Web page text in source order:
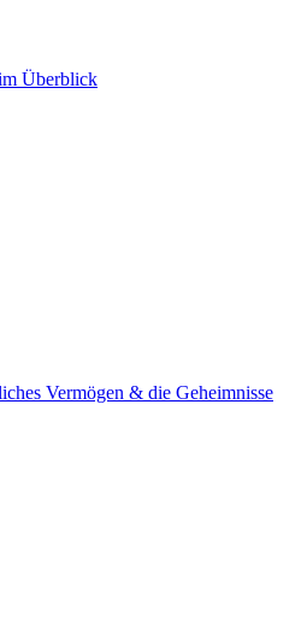
Überblick
Vermögen & die Geheimnisse